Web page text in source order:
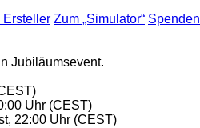
Ersteller Zum „Simulator“ Spenden
Jubiläumsevent.
Uhr (CEST)
22:00 Uhr (CEST)